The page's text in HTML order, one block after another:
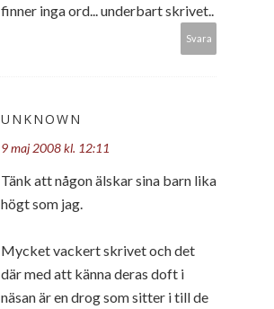
finner inga ord... underbart skrivet..
Svara
UNKNOWN
9 maj 2008 kl. 12:11
Tänk att någon älskar sina barn lika
högt som jag.
Mycket vackert skrivet och det
där med att känna deras doft i
näsan är en drog som sitter i till de